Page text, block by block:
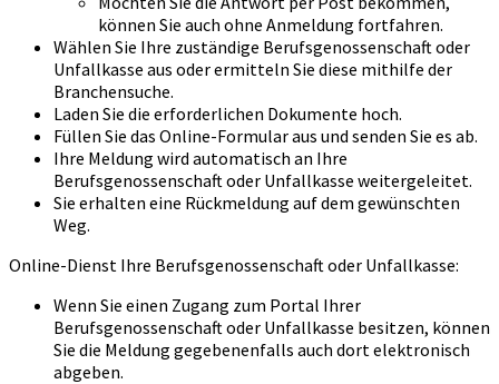
können Sie auch ohne Anmeldung fortfahren.
Wählen Sie Ihre zuständige Berufsgenossenschaft oder
Unfallkasse aus oder ermitteln Sie diese mithilfe der
Branchensuche.
Laden Sie die erforderlichen Dokumente hoch.
Füllen Sie das Online-Formular aus und senden Sie es ab.
Ihre Meldung wird automatisch an Ihre
Berufsgenossenschaft oder Unfallkasse weitergeleitet.
Sie erhalten eine Rückmeldung auf dem gewünschten
Weg.
Online-Dienst Ihre Berufsgenossenschaft oder Unfallkasse:
Wenn Sie einen Zugang zum Portal Ihrer
Berufsgenossenschaft oder Unfallkasse besitzen, können
Sie die Meldung gegebenenfalls auch dort elektronisch
abgeben.